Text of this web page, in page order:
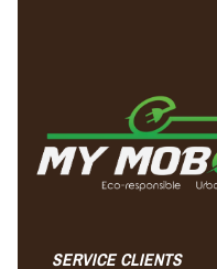
SERVICE CLIENTS